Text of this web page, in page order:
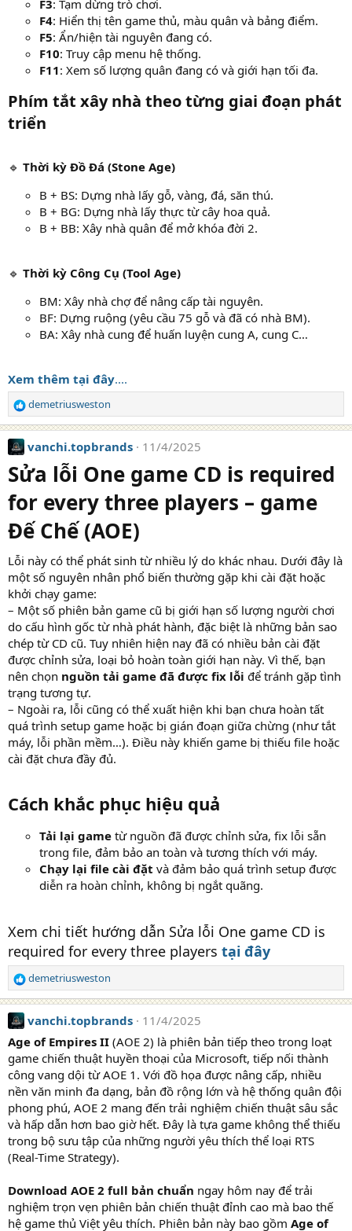
F3: Tạm dừng trò chơi.
F4: Hiển thị tên game thủ, màu quân và bảng điểm.
F5: Ẩn/hiện tài nguyên đang có.
F10: Truy cập menu hệ thống.
F11: Xem số lượng quân đang có và giới hạn tối đa.
Phím tắt xây nhà theo từng giai đoạn phát
triển
🔹 Thời kỳ Đồ Đá (Stone Age)
B + BS: Dựng nhà lấy gỗ, vàng, đá, săn thú.
B + BG: Dựng nhà lấy thực từ cây hoa quả.
B + BB: Xây nhà quân để mở khóa đời 2.
🔹 Thời kỳ Công Cụ (Tool Age)
BM: Xây nhà chợ để nâng cấp tài nguyên.
BF: Dựng ruộng (yêu cầu 75 gỗ và đã có nhà BM).
BA: Xây nhà cung để huấn luyện cung A, cung C…
Xem thêm tại đây....
R
e
a
c
t
i
o
n
s
:
demetriusweston
vanchi.topbrands 11/4/2025
Sửa lỗi One game CD is required
for every three players – game
Đế Chế (AOE)
Lỗi này có thể phát sinh từ nhiều lý do khác nhau. Dưới đây là
một số nguyên nhân phổ biến thường gặp khi cài đặt hoặc
khởi chạy game:
– Một số phiên bản game cũ bị giới hạn số lượng người chơi
do cấu hình gốc từ nhà phát hành, đặc biệt là những bản sao
chép từ CD cũ. Tuy nhiên hiện nay đã có nhiều bản cài đặt
được chỉnh sửa, loại bỏ hoàn toàn giới hạn này. Vì thế, bạn
nên chọn nguồn tải game đã được fix lỗi để tránh gặp tình
trạng tương tự.
– Ngoài ra, lỗi cũng có thể xuất hiện khi bạn chưa hoàn tất
quá trình setup game hoặc bị gián đoạn giữa chừng (như tắt
máy, lỗi phần mềm…). Điều này khiến game bị thiếu file hoặc
cài đặt chưa đầy đủ.
Cách khắc phục hiệu quả
Tải lại game từ nguồn đã được chỉnh sửa, fix lỗi sẵn
trong file, đảm bảo an toàn và tương thích với máy.
Chạy lại file cài đặt và đảm bảo quá trình setup được
diễn ra hoàn chỉnh, không bị ngắt quãng.
Xem chi tiết hướng dẫn Sửa lỗi One game CD is
required for every three players tại đây
R
e
a
c
t
i
o
n
s
:
demetriusweston
vanchi.topbrands
11/4/2025
Age of Empires II (AOE 2) là phiên bản tiếp theo trong loạt
game chiến thuật huyền thoại của Microsoft, tiếp nối thành
công vang dội từ AOE 1. Với đồ họa được nâng cấp, nhiều
nền văn minh đa dạng, bản đồ rộng lớn và hệ thống quân đội
phong phú, AOE 2 mang đến trải nghiệm chiến thuật sâu sắc
và hấp dẫn hơn bao giờ hết. Đây là tựa game không thể thiếu
trong bộ sưu tập của những người yêu thích thể loại RTS
(Real-Time Strategy).
Download AOE 2 full bản chuẩn ngay hôm nay để trải
nghiệm trọn vẹn phiên bản chiến thuật đỉnh cao mà bao thế
hệ game thủ Việt yêu thích. Phiên bản này bao gồm Age of